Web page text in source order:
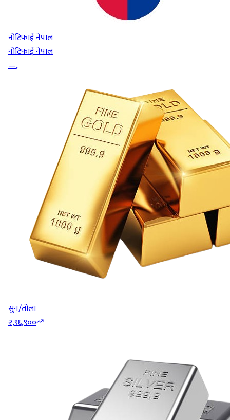
नोटिफाई नेपाल
नोटिफाई नेपाल
—,
सुन/तोला
२,९६,९००